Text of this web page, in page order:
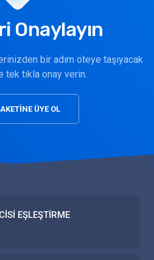
Onaylayın
bir adım öteye taşıyacak
tek tıkla onay verin.
ÜYE OL
EŞLEŞTİRME